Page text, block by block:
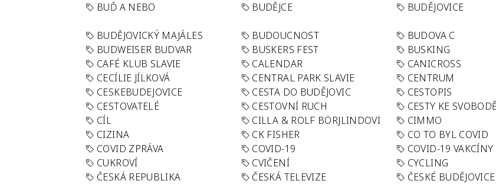
BUĎ A NEBO
BUDĚJCE BUDĚJOVICE
BUDĚJOVICKÝ MAJÁLES
BUDOUCNOST BUDOVA C
BUDWEISER BUDVAR
BUSKERS FEST BUSKING
CAFÉ KLUB SLAVIE
CALENDAR CANICROSS
CECÍLIE JÍLKOVÁ
CENTRAL PARK SLAVIE CENTRUM
CESKEBUDEJOVICE
CESTA DO BUDĚJOVIC CESTOPIS
CESTOVATELÉ
CESTOVNÍ RUCH CESTY KE SVOBODĚ
CÍL
CILLA & ROLF BÖRJLINDOVI CIMMO
CIZINA
CK FISHER CO TO BYL COVID
COVID ZPRÁVA
COVID-19 COVID-19 VAKCÍNY
CUKROVÍ
CVIČENÍ CYCLING
ČESKÁ REPUBLIKA
ČESKÁ TELEVIZE ČESKÉ BUDĚJOVICE